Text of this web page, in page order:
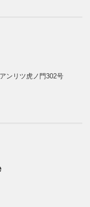
ンリツ虎ノ門302号